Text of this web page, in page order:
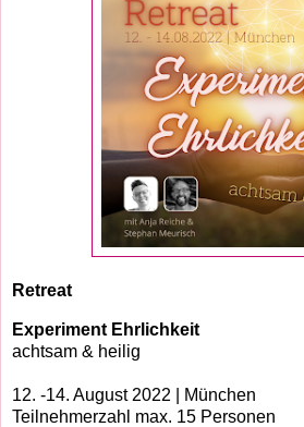
Retreat
Experiment Ehrlichkeit
achtsam & heilig
12. -14. August 2022 | München
Teilnehmerzahl max. 15 Personen